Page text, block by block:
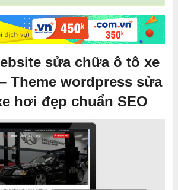
sửa chữa ô tô xe
Theme wordpress sửa
hơi đẹp chuẩn SEO